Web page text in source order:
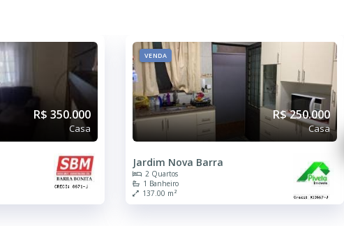
R$ 350.000
Casa
VENDA
R$ 250.000
Casa
Jardim Nova Barra
2 Quartos
1 Banheiro
137.00 m²